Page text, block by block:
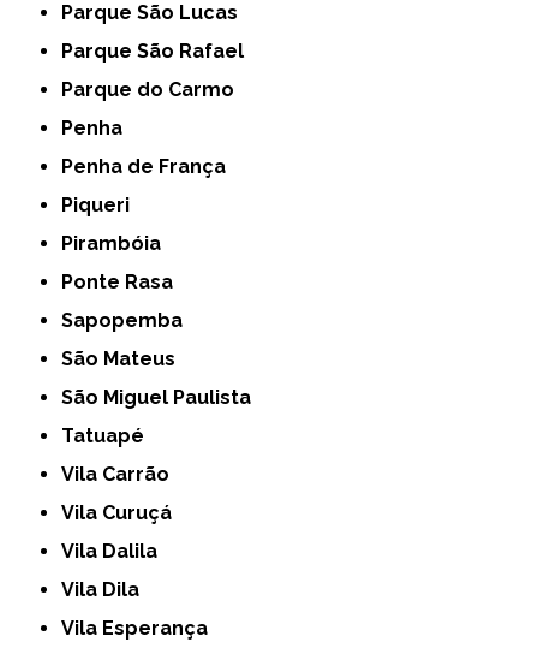
Parque São Lucas
Parque São Rafael
Parque do Carmo
Penha
Penha de França
Piqueri
Pirambóia
Ponte Rasa
Sapopemba
São Mateus
São Miguel Paulista
Tatuapé
Vila Carrão
Vila Curuçá
Vila Dalila
Vila Dila
Vila Esperança